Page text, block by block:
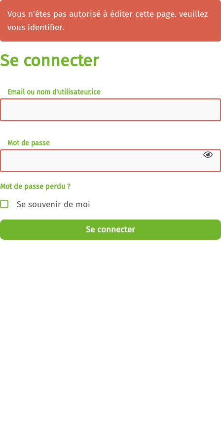
Vous n'êtes pas autorisé à éditer cette page. veuillez
vous identifier.
Se connecter
Email ou nom d'utilisateur.ice
Mot de passe
Mot de passe perdu ?
Se souvenir de moi
Se connecter